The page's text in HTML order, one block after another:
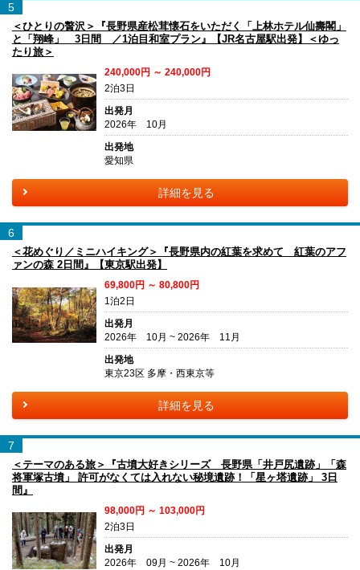
5
＜ひとりの贅沢＞『長野県産松茸懐石をいただく「上林ホテル仙壽閣」
と「翔峰」 3日間 ／1泊目和室プラン』【JR名古屋駅出発】＜ゆっ
たり旅＞
240,000円 ～ 240,000円
2泊3日
出発月
2026年 10月
出発地
愛知県
詳細を見る
6
＜花めぐり／ミニハイキング＞『長野県内の紅葉を求めて 紅葉のアフ
ァンの森 2日間』【東京駅出発】
69,800円 ～ 80,800円
1泊2日
出発月
2026年 10月 ~ 2026年 11月
出発地
東京23区 多摩・西東京等
詳細を見る
7
＜テーマのある旅＞『古墳大好きシリーズ 長野県「井戸尻遺跡」「森
将軍塚古墳」 許可がなくては入れない秘境遺跡！「星ヶ塔遺跡」 3日
間』
98,000円 ～ 103,000円
2泊3日
出発月
2026年 09月 ~ 2026年 10月